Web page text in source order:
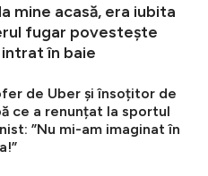
mine acasă, era iubita
fugar povestește
în baie
de Uber și însoțitor de
ce a renunțat la sportul
”Nu mi-am imaginat în